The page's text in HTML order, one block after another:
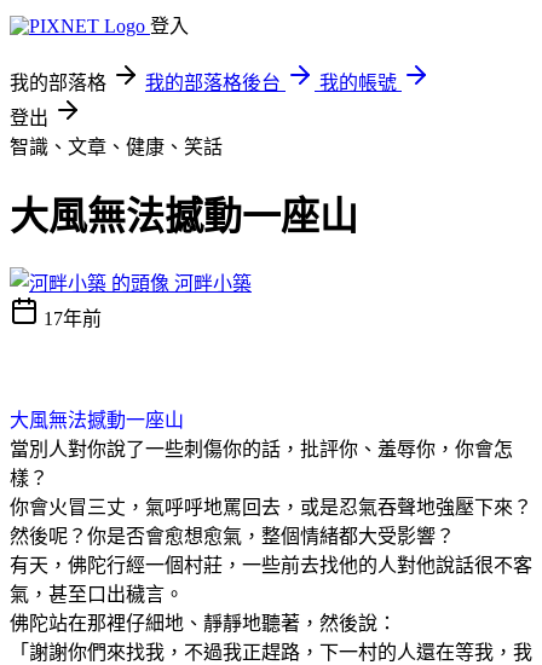
登入
我的部落格 我的部落格後台
我的帳號
登出
智識、文章、健康、笑話
大風無法撼動一座山
河畔小築
17年前
大風無法撼動一座山
當別人對你說了一些刺傷你的話，批評你、羞辱你，你會怎
樣？
你會火冒三丈，氣呼呼地罵回去，或是忍氣吞聲地強壓下來？
然後呢？你是否會愈想愈氣，整個情緒都大受影響？
有天，佛陀行經一個村莊，一些前去找他的人對他說話很不客
氣，甚至口出穢言。
佛陀站在那裡仔細地、靜靜地聽著，然後說：
「謝謝你們來找我，不過我正趕路，下一村的人還在等我，我